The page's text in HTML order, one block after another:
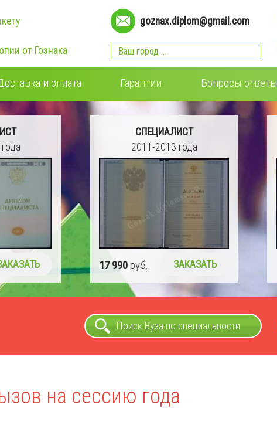
от Гознака
goznax.diplom@gmail.com
и оплата Гарантии Вопросы ответы
СПЕЦИАЛИСТ
2009-2011 года
17 990 руб. ЗАКАЗАТЬ
Поиск Вуза по специальности
на сессию года